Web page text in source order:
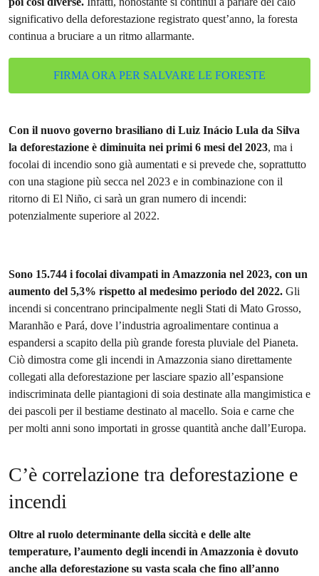
significativo della deforestazione registrato quest’anno, la foresta
continua a bruciare a un ritmo allarmante.
FIRMA ORA PER SALVARE LE FORESTE
Con il nuovo governo brasiliano di Luiz Inácio Lula da Silva
la deforestazione è diminuita nei primi 6 mesi del 2023, ma i
focolai di incendio sono già aumentati e si prevede che, soprattutto
con una stagione più secca nel 2023 e in combinazione con il
ritorno di El Niño, ci sarà un gran numero di incendi:
potenzialmente superiore al 2022.
Sono 15.744 i focolai divampati in Amazzonia nel 2023, con un
aumento del 5,3% rispetto al medesimo periodo del 2022. Gli
incendi si concentrano principalmente negli Stati di Mato Grosso,
Maranhão e Pará, dove l’industria agroalimentare continua a
espandersi a scapito della più grande foresta pluviale del Pianeta.
Ciò dimostra come gli incendi in Amazzonia siano direttamente
collegati alla deforestazione per lasciare spazio all’espansione
indiscriminata delle piantagioni di soia destinate alla mangimistica e
dei pascoli per il bestiame destinato al macello. Soia e carne che
per molti anni sono importati in grosse quantità anche dall’Europa.
C’è correlazione tra deforestazione e
incendi
Oltre al ruolo determinante della siccità e delle alte
temperature, l’aumento degli incendi in Amazzonia è dovuto
anche alla deforestazione su vasta scala che fino all’anno